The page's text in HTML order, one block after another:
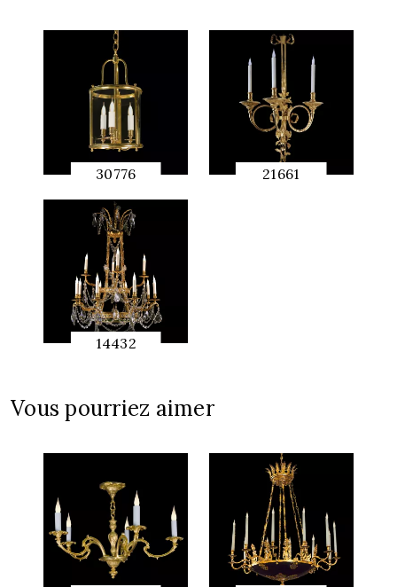
30776
APERÇU
RAPIDE
21661
14432
Vous pourriez aimer